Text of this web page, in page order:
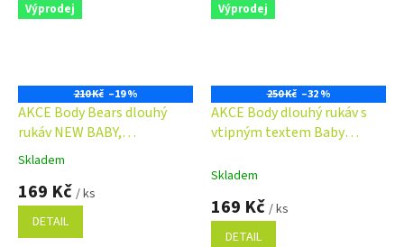
Výprodej
210 Kč –19 %
AKCE Body Bears dlouhý
rukáv NEW BABY,
růžová/modrá
Průměrné
hodnocení
produktu
5,0
Skladem
169 Kč / ks
DETAIL
Výprodej
250 Kč –32 %
AKCE Body dlouhý rukáv s
vtipným textem Baby
Skladem
169 Kč / ks
DETAIL